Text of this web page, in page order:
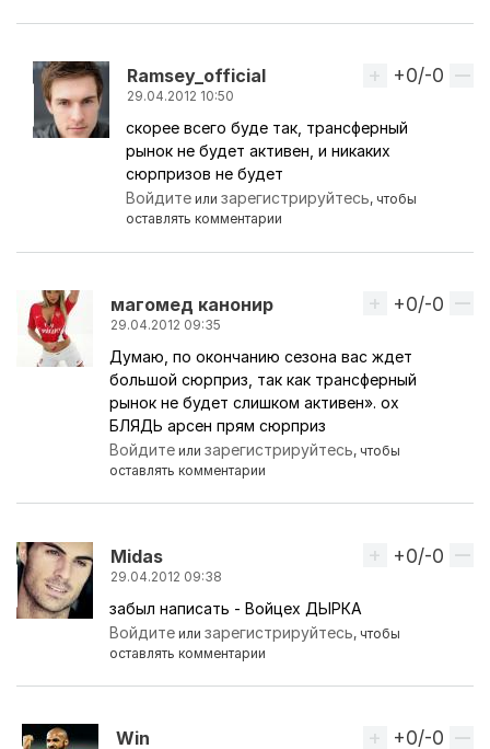
Ramsey_official
29.04.2012 10:50
Ответ на комментарий пользователяMonaco
Вверх
+0/-0
скорее всего буде так, трансферный
рынок не будет активен, и никаких
сюрпризов не будет
Войдите илизарегистрируйтесь, чтобы
оставлять комментарии
магомед канонир
29.04.2012 09:35
Вверх
+0/-0
Думаю, по окончанию сезона вас ждет
большой сюрприз, так как трансферный
рынок не будет слишком активен». ох
БЛЯДЬ арсен прям сюрприз
Войдите илизарегистрируйтесь, чтобы
оставлять комментарии
Midas
29.04.2012 09:38
Вверх
+0/-0
забыл написать - Войцех ДЫРКА
Войдите илизарегистрируйтесь, чтобы
оставлять комментарии
Win Вверх
+0/-0